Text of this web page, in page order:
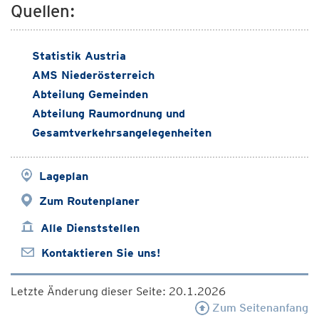
Quellen:
Statistik Austria
AMS Niederösterreich
Abteilung Gemeinden
Abteilung Raumordnung und
Gesamtverkehrsangelegenheiten
Lageplan
Zum Routenplaner
Alle Dienststellen
Kontaktieren Sie uns!
Letzte Änderung dieser Seite: 20.1.2026
Zum Seitenanfang